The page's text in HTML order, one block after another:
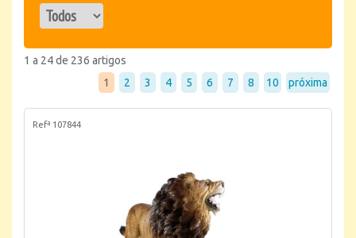
1 a 24 de 236 artigos
1
2 3 4 5 6 7 8 10 próxima
Refª 107844